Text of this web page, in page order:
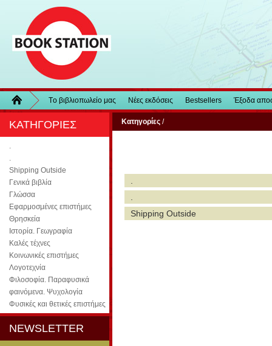
Τo βιβλιοπωλείo μας Νέες εκδόσεις Bestsellers Έξοδα
ΚΑΤΗΓΟΡΙΕΣ
.
.
Shipping Outside
Γενικά βιβλία
Γλώσσα
Εφαρμοσμένες επιστήμες
Θρησκεία
Ιστορία. Γεωγραφία
Καλές τέχνες
Κοινωνικές επιστήμες
Λογοτεχνία
Φιλοσοφία. Παραφυσικά
φαινόμενα. Ψυχολογία
Φυσικές και θετικές επιστήμες
NEWSLETTER
Κατηγορίες /
Shipping Outside